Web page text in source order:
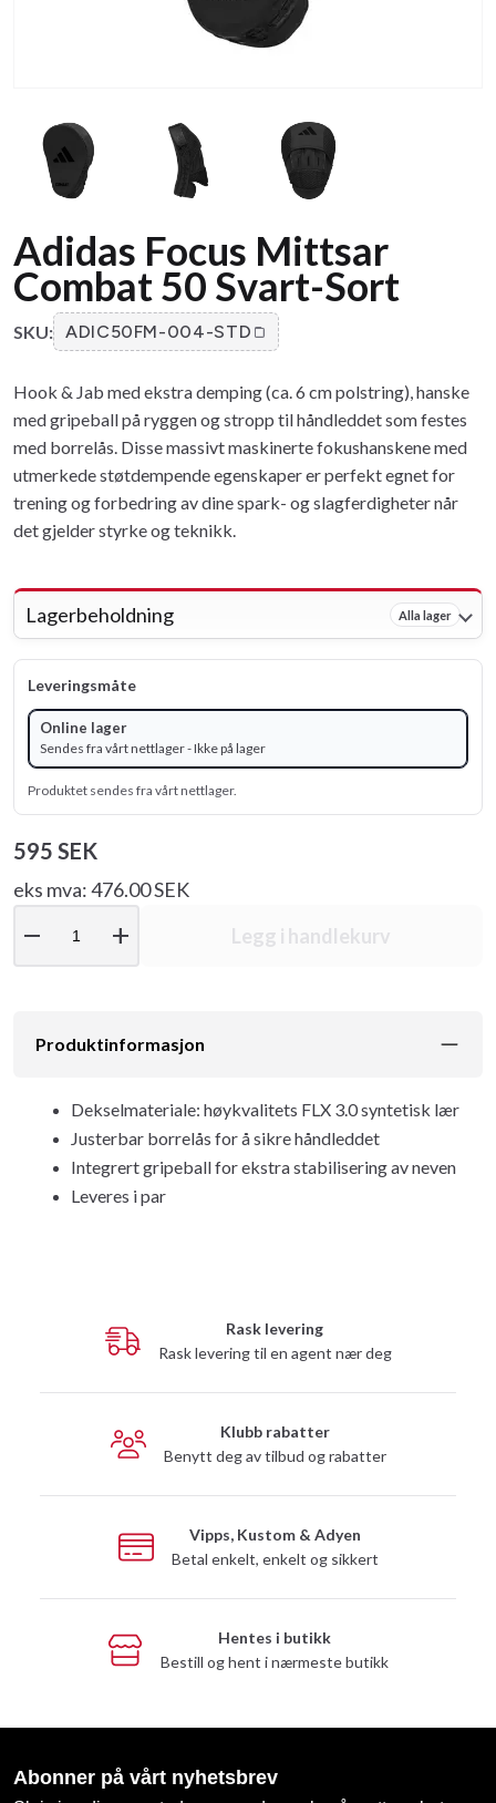
Adidas Focus Mittsar
Combat 50 Svart-Sort
SKU: ADIC50FM-004-STD
Hook & Jab med ekstra demping (ca. 6 cm polstring), hanske
med gripeball på ryggen og stropp til håndleddet som festes
med borrelås. Disse massivt maskinerte fokushanskene med
utmerkede støtdempende egenskaper er perfekt egnet for
trening og forbedring av dine spark- og slagferdigheter når
det gjelder styrke og teknikk.
Lagerbeholdning Alla lager
Leveringsmåte
Online lager
Sendes fra vårt nettlager - Ikke på lager
Produktet sendes fra vårt nettlager.
595 SEK
eks mva: 476.00 SEK
remove add Legg i handlekurv
Produktinformasjon
Dekselmateriale: høykvalitets FLX 3.0 syntetisk lær
Justerbar borrelås for å sikre håndleddet
Integrert gripeball for ekstra stabilisering av neven
Leveres i par
Rask levering
Rask levering til en agent nær deg
Klubb rabatter
Benytt deg av tilbud og rabatter
Vipps, Kustom & Adyen
Betal enkelt, enkelt og sikkert
Hentes i butikk
Bestill og hent i nærmeste butikk
Abonner på vårt nyhetsbrev